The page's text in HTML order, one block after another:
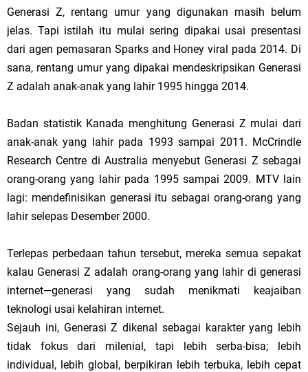
Generasi Z, rentang umur yang digunakan masih belum
jelas. Tapi istilah itu mulai sering dipakai usai presentasi
dari agen pemasaran Sparks and Honey viral pada 2014. Di
sana, rentang umur yang dipakai mendeskripsikan Generasi
Z adalah anak-anak yang lahir 1995 hingga 2014.
Badan statistik Kanada menghitung Generasi Z mulai dari
anak-anak yang lahir pada 1993 sampai 2011. McCrindle
Research Centre di Australia menyebut Generasi Z sebagai
orang-orang yang lahir pada 1995 sampai 2009. MTV lain
lagi: mendefinisikan generasi itu sebagai orang-orang yang
lahir selepas Desember 2000.
Terlepas perbedaan tahun tersebut, mereka semua sepakat
kalau Generasi Z adalah orang-orang yang lahir di generasi
internet—generasi yang sudah menikmati keajaiban
teknologi usai kelahiran internet.
Sejauh ini, Generasi Z dikenal sebagai karakter yang lebih
tidak fokus dari milenial, tapi lebih serba-bisa; lebih
individual, lebih global, berpikiran lebih terbuka, lebih cepat